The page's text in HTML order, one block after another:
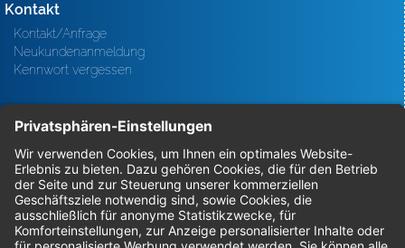
Kontakt
Kontakt/Anfrage
Neukundenanmeldung
Kennwort vergessen
Bestellungen
Sendung verfolgen